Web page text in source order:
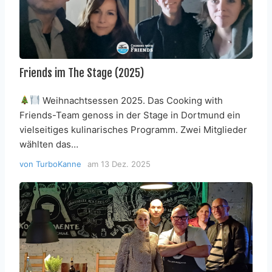
Friends im The Stage (2025)
Weihnachtsessen 2025. Das Cooking with
Friends-Team genoss in der Stage in Dortmund ein
vielseitiges kulinarisches Programm. Zwei Mitglieder
wählten das…
von TurboKanne am 13 Dez. 2025